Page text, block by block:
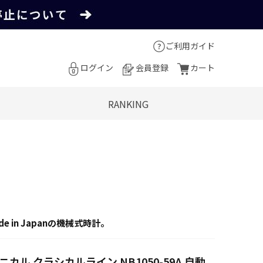
ご利用ガイド
ログイン
会員登録 カート
RANKING
in Japanの機械式時計。